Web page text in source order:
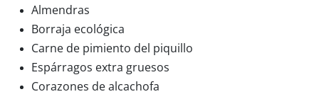
Almendras
Borraja ecológica
Carne de pimiento del piquillo
Espárragos extra gruesos
Corazones de alcachofa